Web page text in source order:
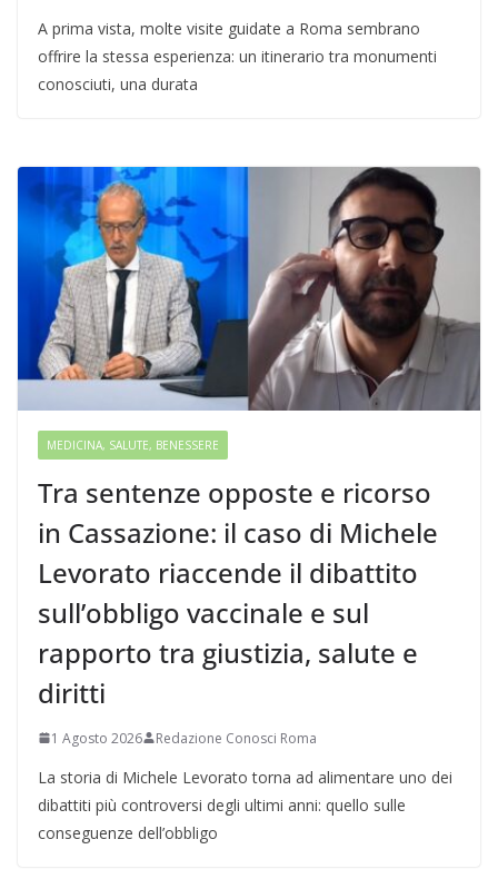
A prima vista, molte visite guidate a Roma sembrano
offrire la stessa esperienza: un itinerario tra monumenti
conosciuti, una durata
MEDICINA, SALUTE, BENESSERE
Tra sentenze opposte e ricorso
in Cassazione: il caso di Michele
Levorato riaccende il dibattito
sull’obbligo vaccinale e sul
rapporto tra giustizia, salute e
diritti
1 Agosto 2026 Redazione Conosci Roma
La storia di Michele Levorato torna ad alimentare uno dei
dibattiti più controversi degli ultimi anni: quello sulle
conseguenze dell’obbligo